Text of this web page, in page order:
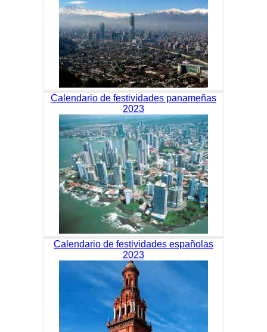
Calendario de festividades panameñas
2023
Calendario de festividades españolas
2023